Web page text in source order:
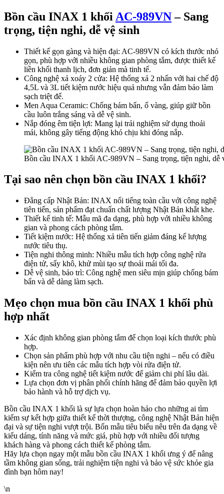
Bồn cầu INAX 1 khối AC-989VN– Sang
trọng, tiện nghi, dễ vệ sinh
Thiết kế gọn gàng và hiện đại: AC-989VN có kích thước nhỏ
gọn, phù hợp với nhiều không gian phòng tắm, được thiết kế
liền khối thanh lịch, đơn giản mà tinh tế.
Công nghệ xả xoáy 2 cửa: Hệ thống xả 2 nhấn với hai chế độ
4,5L và 3L tiết kiệm nước hiệu quả nhưng vẫn đảm bảo làm
sạch triệt để.
Men Aqua Ceramic: Chống bám bẩn, ố vàng, giúp giữ bồn
cầu luôn trắng sáng và dễ vệ sinh.
Nắp đóng êm tiện lợi: Mang lại trải nghiệm sử dụng thoải
mái, không gây tiếng động khó chịu khi đóng nắp.
Bồn cầu INAX 1 khối AC-989VN – Sang trọng, tiện nghi, dễ
Tại sao nên chọn bồn cầu INAX 1 khối?
Đẳng cấp Nhật Bản: INAX nổi tiếng toàn cầu với công nghệ
tiên tiến, sản phẩm đạt chuẩn chất lượng Nhật Bản khắt khe.
Thiết kế tinh tế: Mẫu mã đa dạng, phù hợp với nhiều không
gian và phong cách phòng tắm.
Tiết kiệm nước: Hệ thống xả tiên tiến giảm đáng kể lượng
nước tiêu thụ.
Tiện nghi thông minh: Nhiều mẫu tích hợp công nghệ rửa
điện tử, sấy khô, khử mùi tạo sự thoải mái tối đa.
Dễ vệ sinh, bảo trì: Công nghệ men siêu mịn giúp chống bám
bẩn và dễ dàng làm sạch.
Mẹo chọn mua bồn cầu INAX 1 khối phù
hợp nhất
Xác định không gian phòng tắm để chọn loại kích thước phù
hợp.
Chọn sản phẩm phù hợp với nhu cầu tiện nghi – nếu có điều
kiện nên ưu tiên các mẫu tích hợp vòi rửa điện tử.
Kiểm tra công nghệ tiết kiệm nước để giảm chi phí lâu dài.
Lựa chọn đơn vị phân phối chính hãng để đảm bảo quyền lợi
bảo hành và hỗ trợ dịch vụ.
Bồn cầu INAX 1 khối là sự lựa chọn hoàn hảo cho những ai tìm
kiếm sự kết hợp giữa thiết kế thời thượng, công nghệ Nhật Bản hiện
đại và sự tiện nghi vượt trội. Bốn mẫu tiêu biểu nêu trên đa dạng về
kiểu dáng, tính năng và mức giá, phù hợp với nhiều đối tượng
khách hàng và phong cách thiết kế phòng tắm.
Hãy lựa chọn ngay một mẫu bồn cầu INAX 1 khối ưng ý để nâng
tầm không gian sống, trải nghiệm tiện nghi và bảo vệ sức khỏe gia
đình bạn hôm nay!
\n